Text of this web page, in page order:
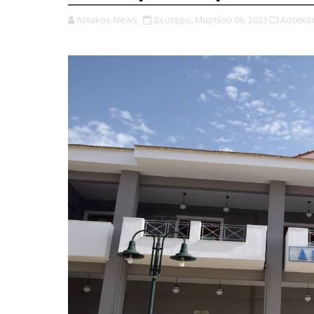
Astakos-News Δευτέρα, Μαρτίου 06, 2023